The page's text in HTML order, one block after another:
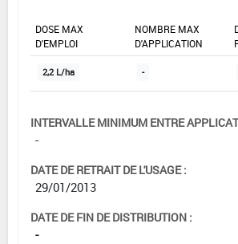
DOSE MAX
D'EMPLOI
NOMBRE MAX
D'APPLICATION
2,2 L/ha -
INTERVALLE MINIMUM ENTRE
-
DATE DE RETRAIT DE L'USAGE :
29/01/2013
DATE DE FIN DE DISTRIBUTION :
-